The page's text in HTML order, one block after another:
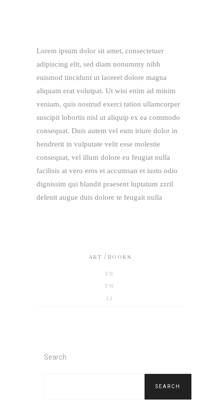
Lorem ipsum dolor sit amet, consectetuer
adipiscing elit, sed diam nonummy nibh
euismod tincidunt ut laoreet dolore magna
aliquam erat volutpat. Ut wisi enim ad minim
veniam, quis nostrud exerci tation ullamcorper
suscipit lobortis nisl ut aliquip ex ea commodo
consequat. Duis autem vel eum iriure dolor in
hendrerit in vulputate velit esse molestie
consequat, vel illum dolore eu feugiat nulla
facilisis at vero eros et accumsan et iusto odio
dignissim qui blandit praesent luptatum zzril
delenit augue duis dolore te feugait nulla
ART / BOOKS
FB.
TW.
LI.
Search
SEARCH